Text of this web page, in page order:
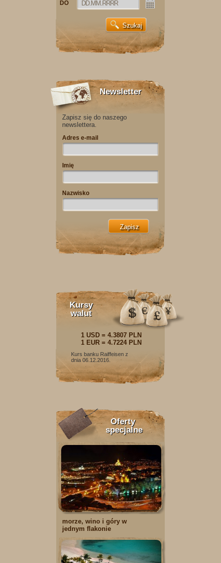
DO
Newsletter
Zapisz się do naszego
newslettera.
Adres e-mail
Imię
Nazwisko
Kursy
walut
1 USD = 4.3807 PLN
1 EUR = 4.7224 PLN
Kurs banku Raiffeisen z
dnia 06.12.2016.
Oferty
specjalne
morze, wino i góry w
jednym flakonie